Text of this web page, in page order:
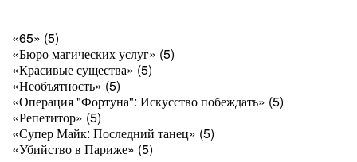
«65» (5)
«Бюро магических услуг» (5)
«Красивые существа» (5)
«Необъятность» (5)
«Операция "Фортуна": Искусство побеждать» (5)
«Репетитор» (5)
«Супер Майк: Последний танец» (5)
«Убийство в Париже» (5)